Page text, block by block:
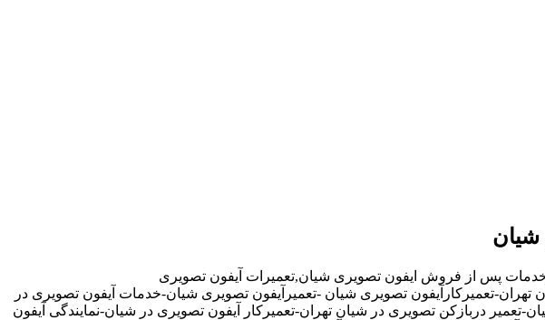
شیان
پس از فروش ایفون تصویری شیان,تعمیرات آیفون تصویری
تهران-تعمیرکارآیفون تصویری شیان -تعمیرآیفون تصویری شیان-خدمات آیفون تصویری در
دربازکن تصویری در شیان تهران-تعمیرکار آیفون تصویری در شیان-نمایندگی آیفون